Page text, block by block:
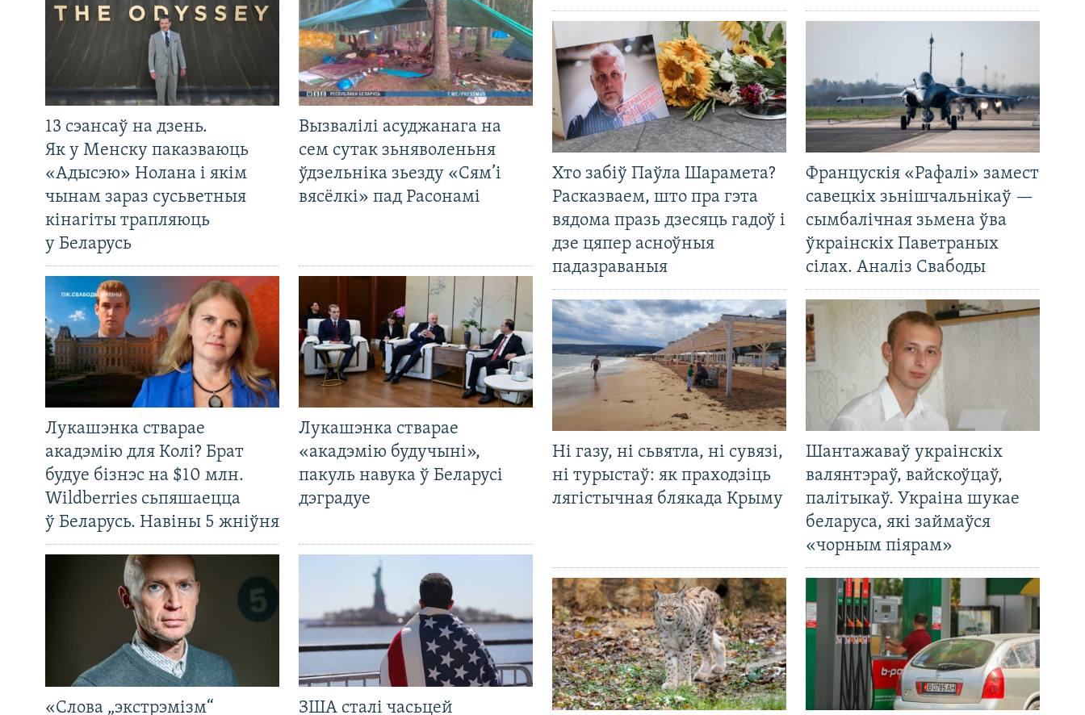
13 сэансаў на дзень.
Як у Менску паказваюць
«Адысэю» Нолана і якім
чынам зараз сусьветныя
кінагіты трапляюць
у Беларусь
Вызвалілі асуджанага на
сем сутак зьняволеньня
ўдзельніка зьезду «Сям’і
вясёлкі» пад Расонамі
Лукашэнка стварае
акадэмію для Колі? Брат
будуе бізнэс на $10 млн.
Wildberries сьпяшаецца
ў Беларусь. Навіны 5 жніўня
Лукашэнка стварае
«акадэмію будучыні»,
пакуль навука ў Беларусі
дэградуе
«Слова „экстрэмізм“ ЗША сталі часьцей
Хто забіў Паўла Шарамета?
Расказваем, што пра гэта
вядома празь дзесяць гадоў і
дзе цяпер асноўныя
падазраваныя
Францускія «Рафалі» замест
савецкіх зьнішчальнікаў —
сымбалічная зьмена ўва
ўкраінскіх Паветраных
сілах. Аналіз Свабоды
Ні газу, ні сьвятла, ні сувязі,
ні турыстаў: як праходзіць
лягістычная блякада Крыму
Шантажаваў украінскіх
валянтэраў, вайскоўцаў,
палітыкаў. Украіна шукае
беларуса, які займаўся
«чорным піярам»